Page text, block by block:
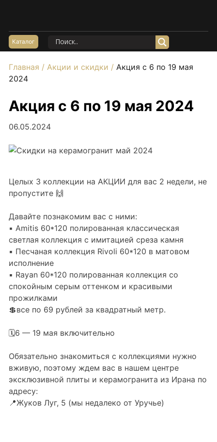
Каталог
Главная / Акции и скидки / Акция с 6 по 19 мая
2024
Акция с 6 по 19 мая 2024
06.05.2024
Целых 3 коллекции на АКЦИИ для вас 2 недели, не
пропустите 🙌
Давайте познакомим вас с ними:
▪️ Amitis 60*120 полированная классическая
светлая коллекция с имитацией среза камня
▪️ Песчаная коллекция Rivoli 60*120 в матовом
исполнение
▪️ Rayan 60*120 полированная коллекция со
спокойным серым оттенком и красивыми
прожилками
💲все по 69 рублей за квадратный метр.
🗓️6 — 19 мая включительно
Обязательно знакомиться с коллекциями нужно
вживую, поэтому ждем вас в нашем центре
эксклюзивной плиты и керамогранита из Ирана по
адресу:
📍Жуков Луг, 5 (мы недалеко от Уручье)
Керамогранит Матовый
Керамогранит Карвинг
Керамогранит Утолщенный
60*120
100*100
Керамогранит под Мрамор
Керамогранит под Бетон
Керамогранит под Дерево
Белый керамогранит
Бежевый керамогранит
Керамогранит коричневый
Серый керамогранит
Керамогранит для ванной
Керамогранит для фасада
Керамогранит для пола
Керамогранит для кухни
Керамогранит для стен